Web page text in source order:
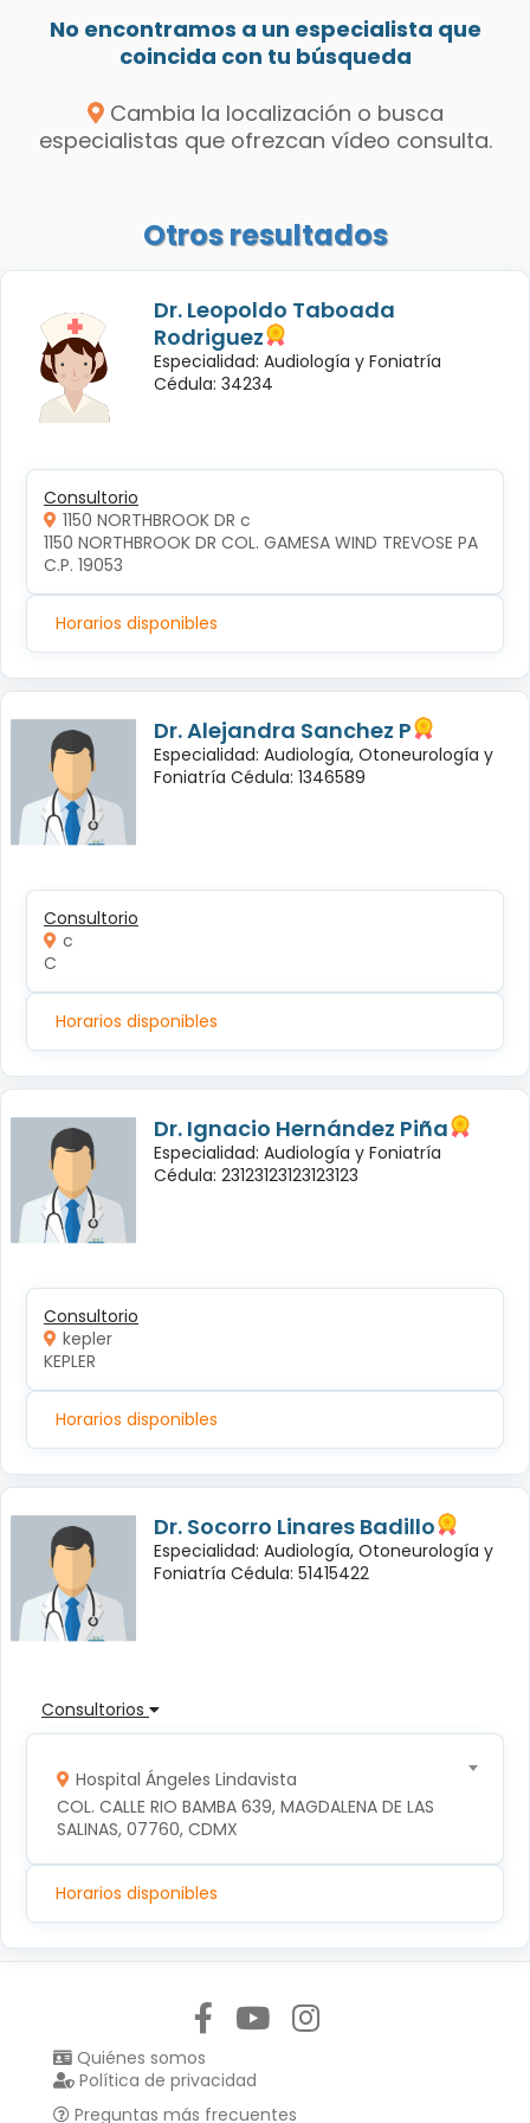
No encontramos a un especialista que
coincida con tu búsqueda
Cambia la localización o busca
especialistas que ofrezcan vídeo consulta.
Otros resultados
Dr. Leopoldo Taboada
Rodriguez
Especialidad: Audiología y Foniatría
Cédula: 34234
Consultorio
1150 NORTHBROOK DR c
1150 NORTHBROOK DR COL. GAMESA WIND TREVOSE PA
C.P. 19053
Horarios disponibles
Dr. Alejandra Sanchez P
Especialidad: Audiología, Otoneurología y
Foniatría Cédula: 1346589
Consultorio
c
C
Horarios disponibles
Dr. Ignacio Hernández Piña
Especialidad: Audiología y Foniatría
Cédula: 23123123123123123
Consultorio
kepler
KEPLER
Horarios disponibles
Dr. Socorro Linares Badillo
Especialidad: Audiología, Otoneurología y
Foniatría Cédula: 51415422
Consultorios
Hospital Ángeles Lindavista
COL. CALLE RIO BAMBA 639, MAGDALENA DE LAS
SALINAS, 07760, CDMX
Horarios disponibles
Quiénes somos
Política de privacidad
Preguntas más frecuentes